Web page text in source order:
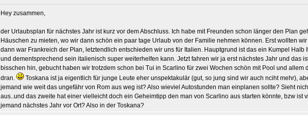
Hey zusammen,
der Urlaubsplan für nächstes Jahr ist kurz vor dem Abschluss. Ich habe mit Freunden schon länger den Plan
Häuschen zu mieten, wo wir dann schön ein paar tage Urlaub von der Familie nehmen können. Erst wollten
dann war Frankreich der Plan, letztendlich entschieden wir uns für Italien. Hauptgrund ist das ein Kumpel Halb
und dementsprechend sein italienisch super weiterhelfen kann. Jetzt fahren wir ja erst nächstes Jahr und das
bisschen hin, gebucht haben wir trotzdem schon bei Tui in Scarlino für zwei Wochen schön mit Pool und allem
dran.
Toskana ist ja eigentlich für junge Leute eher unspektakulär (gut, so jung sind wir auch nciht mehr),
jemand wie weit das ungefähr von Rom aus weg ist? Also wieviel Autostunden man einplanen sollte? Sieht
aus..und das zweite hat einer vielleicht doch ein Geheimtipp den man von Scarlino aus starten könnte, bzw ist
jemand nächstes Jahr vor Ort? Also in der Toskana?